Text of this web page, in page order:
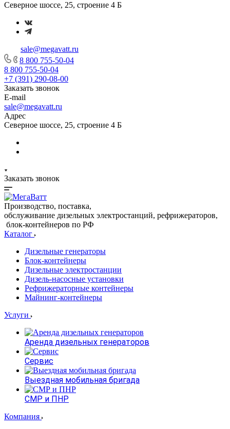
Северное шоссе, 25, строение 4 Б
sale@megavatt.ru
8 800 755-50-04
8 800 755-50-04
+7 (391) 290-08-00
Заказать звонок
E-mail
sale@megavatt.ru
Адрес
Северное шоссе, 25, строение 4 Б
Заказать звонок
Производство, поставка,
обслуживание дизельных электростанций, рефрижераторов,
блок-контейнеров по РФ
Каталог
Дизельные генераторы
Блок-контейнеры
Дизельные электростанции
Дизель-насосные установки
Рефрижераторные контейнеры
Майнинг-контейнеры
Услуги
Аренда дизельных генераторов
Сервис
Выездная мобильная бригада
СМР и ПНР
Компания